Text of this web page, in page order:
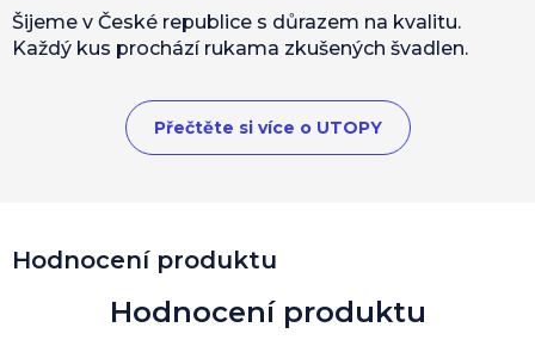
Hodnocení produktu
Šijeme v České republice s důrazem na kvalitu.
Každý kus prochází rukama zkušených švadlen.
Přečtěte si více o UTOPY